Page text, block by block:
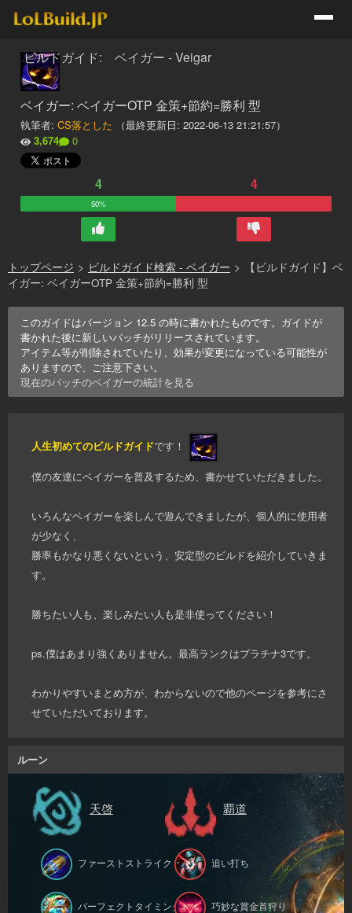
ビルドガイド: ベイガー - Veigar
ベイガー: ベイガーOTP 金策+節約=勝利 型
執筆者: CS落とした （最終更新日: 2022-06-13 21:21:57）
3,674
0
4 4
50%
トップページ > ビルドガイド検索 - ベイガー >
【ビルドガイド】ベ
イガー: ベイガーOTP 金策+節約=勝利 型
このガイドはバージョン 12.5 の時に書かれたものです。ガイドが
書かれた後に新しいパッチがリリースされています。
アイテム等が削除されていたり、効果が変更になっている可能性が
ありますので、ご注意下さい。
現在のパッチのベイガーの統計を見る
人生初めてのビルドガイドです！
僕の友達にベイガーを普及するため、書かせていただきました。
いろんなベイガーを楽しんで遊んできましたが、個人的に使用者
が少なく、
勝率もかなり悪くないという、安定型のビルドを紹介していきま
す。
勝ちたい人も、楽しみたい人も是非使ってください！
ps.僕はあまり強くありません。最高ランクはプラチナ3です。
わかりやすいまとめ方が、わからないので他のページを参考にさ
せていただいております。
ルーン
天啓
ファーストストライク
パーフェクトタイミング
覇道
追い打ち
巧妙な賞金首狩り